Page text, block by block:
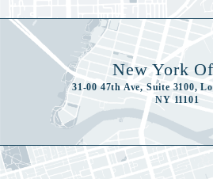
New York
31-00 47th Ave, Suite 3100,
NY 11101